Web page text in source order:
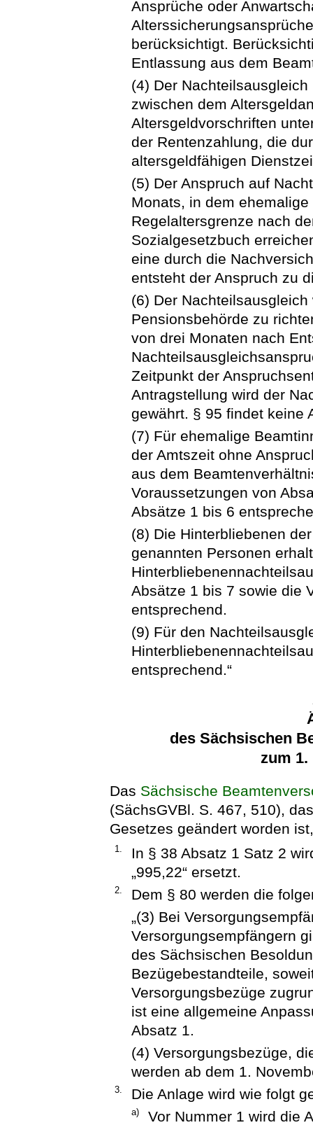
Ansprüche oder
berücksichtigt.
Entlassung aus dem
(4) Der
zwischen dem
Altersgeldvorschriften
der Rentenzahlung, die
altersgeldfähigen
(5) Der Anspruch auf
Monats, in dem
Regelaltersgrenze nach
Sozialgesetzbuch
eine durch die
entsteht der Anspruch zu
(6) Der
Pensionsbehörde zu
von drei Monaten nach
Zeitpunkt der
Antragstellung wird der
gewährt. § 95 findet keine
(7) Für ehemalige
der Amtszeit ohne
aus dem
Voraussetzungen von
Absätze 1 bis 6
(8) Die Hinterbliebenen
genannten Personen
Absätze 1 bis 7 sowie die
entsprechend.
(9) Für den
entsprechend.“
des Sächsischen
zum 1.
Das Sächsische
(SächsGVBl. S. 467, 510),
Gesetzes geändert worden
1.
In § 38 Absatz 1 Satz 2
„995,22“ ersetzt.
2.
Dem § 80 werden die
„(3) Bei
Versorgungsempfängern
des Sächsischen
Bezügebestandteile,
Versorgungsbezüge
ist eine allgemeine
Absatz 1.
(4) Versorgungsbezüge,
werden ab dem 1.
3. Die Anlage wird wie folgt
a)
Vor Nummer 1 wird die